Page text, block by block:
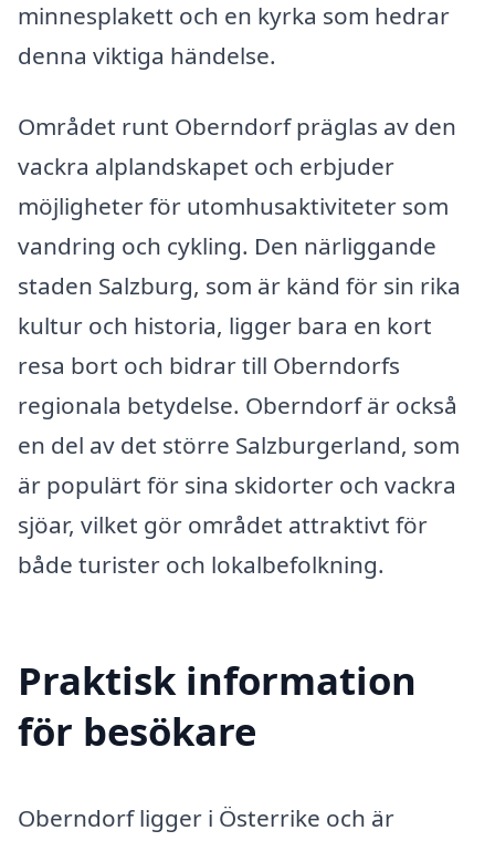
minnesplakett och en kyrka som hedrar
denna viktiga händelse.
Området runt Oberndorf präglas av den
vackra alplandskapet och erbjuder
möjligheter för utomhusaktiviteter som
vandring och cykling. Den närliggande
staden Salzburg, som är känd för sin rika
kultur och historia, ligger bara en kort
resa bort och bidrar till Oberndorfs
regionala betydelse. Oberndorf är också
en del av det större Salzburgerland, som
är populärt för sina skidorter och vackra
sjöar, vilket gör området attraktivt för
både turister och lokalbefolkning.
Praktisk information
för besökare
Oberndorf ligger i Österrike och är